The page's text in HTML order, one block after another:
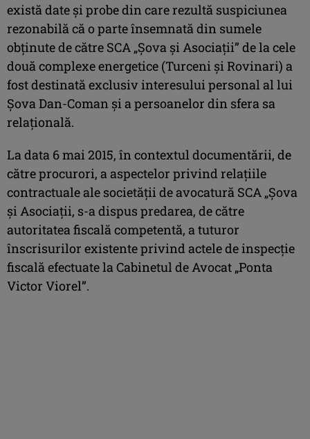
există date și probe din care rezultă suspiciunea
rezonabilă că o parte însemnată din sumele
obținute de către SCA „Șova și Asociații” de la cele
două complexe energetice (Turceni și Rovinari) a
fost destinată exclusiv interesului personal al lui
Șova Dan-Coman și a persoanelor din sfera sa
relațională.
La data 6 mai 2015, în contextul documentării, de
către procurori, a aspectelor privind relațiile
contractuale ale societății de avocatură SCA „Șova
și Asociații, s-a dispus predarea, de către
autoritatea fiscală competentă, a tuturor
înscrisurilor existente privind actele de inspecție
fiscală efectuate la Cabinetul de Avocat „Ponta
Victor Viorel”.